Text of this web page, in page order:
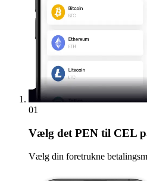
01
Vælg det PEN til CEL
Vælg din foretrukne